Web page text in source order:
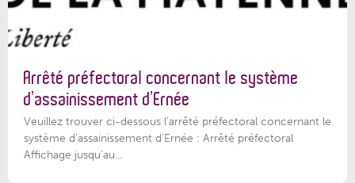
Arrêté préfectoral concernant le système
d’assainissement d’Ernée
Veuillez trouver ci-dessous l’arrêté préfectoral concernant le
système d'assainissement d'Ernée : Arrêté préfectoral
Affichage jusqu'au...